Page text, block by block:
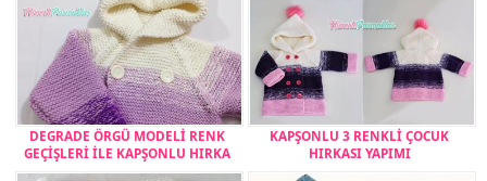
DEGRADE ÖRGÜ MODELİ RENK
GEÇİŞLERİ İLE KAPŞONLU HIRKA
KAPŞONLU 3 RENKLİ ÇOCUK
HIRKASI YAPIMI